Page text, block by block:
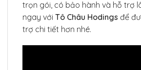
trọn gói, có bảo hành và hỗ trợ
ngay với Tô Châu Hodings để
trợ chi tiết hơn nhé.